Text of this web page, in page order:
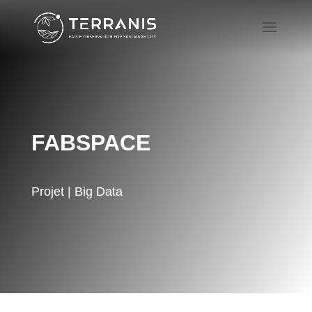
FABSPACE
Projet | Big Data